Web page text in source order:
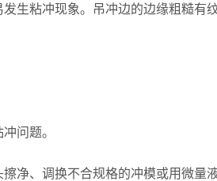
粘冲现象。吊冲边的边缘粗糙有纹
问题。
、调换不合规格的冲模或用微量